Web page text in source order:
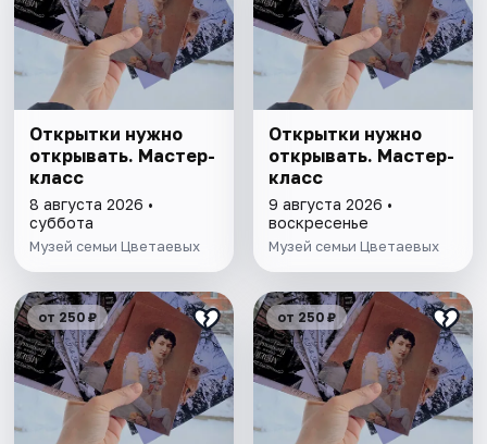
Открытки нужно
открывать. Мастер-
класс
8 августа 2026 •
суббота
Музей семьи Цветаевых
Открытки нужно
открывать. Мастер-
класс
9 августа 2026 •
воскресенье
Музей семьи Цветаевых
от 250 ₽ от 250 ₽